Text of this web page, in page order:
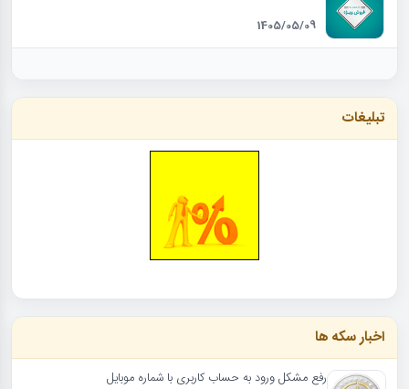
1405/05/09
تبلیغات
اخبار سکه ها
رفع مشکل ورود به حساب کاربری با شماره موبایل